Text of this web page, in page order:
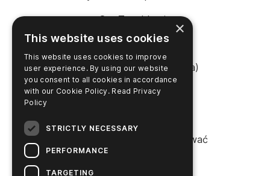
SureTrend Login
Sklep internetowy (USA)
Sklep internetowy (Australia)
Proszę się z nami skontaktować
×
This website uses cookies
This website uses cookies to improve
user experience. By using our website
you consent to all cookies in accordance
with our Cookie Policy. Read Privacy
Policy
STRICTLY NECESSARY
PERFORMANCE
TARGETING